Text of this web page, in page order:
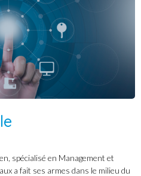
spécialisé en Management et
a fait ses armes dans le milieu du